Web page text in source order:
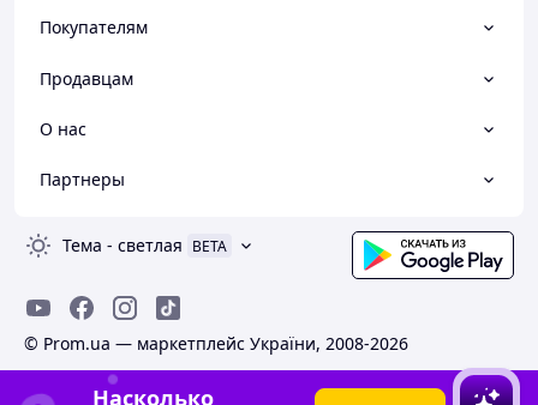
Покупателям
Продавцам
О нас
Партнеры
Тема - светлая BETA
© Prom.ua — маркетплейс України, 2008-2026
Насколько